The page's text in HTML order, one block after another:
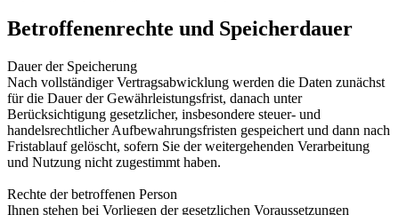
Betroffenenrechte und Speicherdauer
Dauer der Speicherung
Nach vollständiger Vertragsabwicklung werden die Daten zunächst
für die Dauer der Gewährleistungsfrist, danach unter
Berücksichtigung gesetzlicher, insbesondere steuer- und
handelsrechtlicher Aufbewahrungsfristen gespeichert und dann nach
Fristablauf gelöscht, sofern Sie der weitergehenden Verarbeitung
und Nutzung nicht zugestimmt haben.
Rechte der betroffenen Person
Ihnen stehen bei Vorliegen der gesetzlichen Voraussetzungen